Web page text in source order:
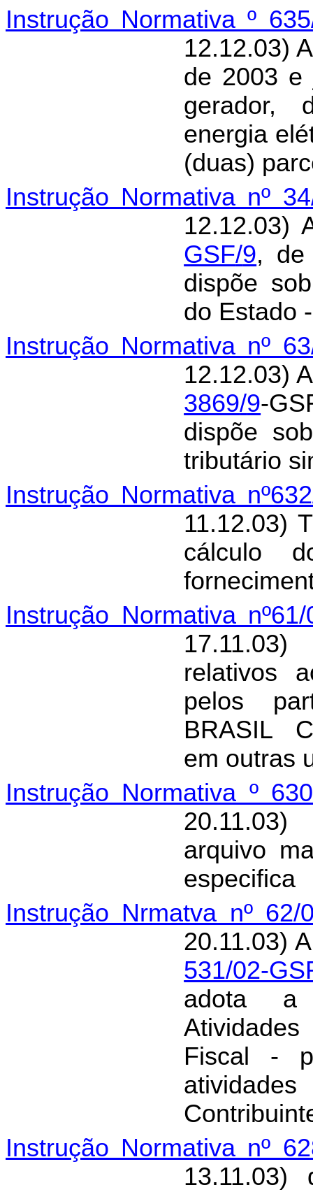
Instrução Normativa º
12.12.03)
de 2003 e
gerador,
energia
(duas)
Instrução Normativa nº
12.12.03)
GSF/9, de
dispõe
do Estado
Instrução Normativa nº
12.12.03)
3869/9-
dispõe
tributário
Instrução Normativa
11.12.03)
cálculo
Instrução Normativa nº61/
relativos
pelos
BRASIL
em outras
Instrução Normativa º
arquivo
especifica
Instrução Nrmatva nº 62/
20.11.03)
531/02-
adota a
Fiscal -
Instrução Normativa nº